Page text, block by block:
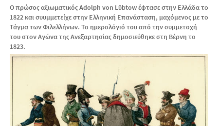
Ο πρώσος αξιωματικός Adolph von Lϋbtow έφτασε στην Ελλάδα το
1822 και συυμμετείχε στην Ελληνική Επανάσταση, μαχόμενος με το
Τάγμα των Φιλελλήνων. Το ημερολόγιό του από την συμμετοχή
του στον Αγώνα της Ανεξαρτησίας δημοσιεύθηκε στη Βέρνη το
1823.